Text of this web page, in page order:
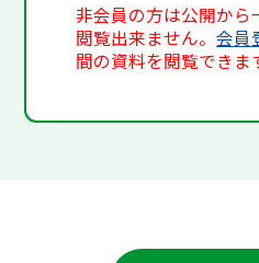
非会員の方は公開から
閲覧出来ません。会員
間の資料を閲覧できま